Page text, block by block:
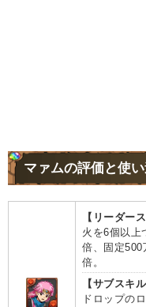
マァムの評価と使
【リーダー
火を6個以上
倍、固定500
倍。
【サブスキル
ドロップの